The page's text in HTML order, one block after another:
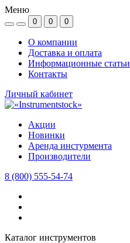
Меню
0 0 0
О компании
Доставка и оплата
Информационные статьи
Контакты
Личный кабинет
Акции
Новинки
Аренда инстурмента
Производители
8 (800) 555-54-74
Каталог инструментов